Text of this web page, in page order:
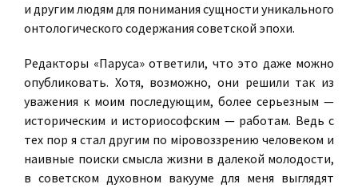
и другим людям для понимания сущности уникального
онтологического содержания советской эпохи.
Редакторы «Паруса» ответили, что это даже можно
опубликовать. Хотя, возможно, они решили так из
уважения к моим последующим, более серьезным —
историческим и историософским — работам. Ведь с
тех пор я стал другим по мiровоззрению человеком и
наивные поиски смысла жизни в далекой молодости,
в советском духовном вакууме для меня выглядят